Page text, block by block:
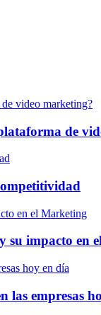
de
su impacto en
las empresas